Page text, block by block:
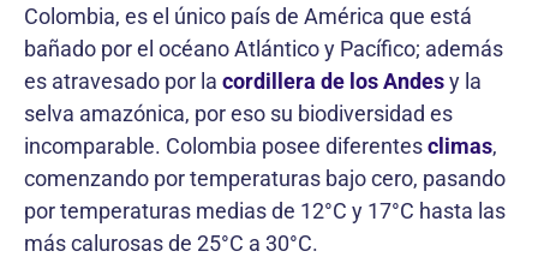
Colombia, es el único país de América que está
bañado por el océano Atlántico y Pacífico; además
es atravesado por la cordillera de los Andesy la
selva amazónica, por eso su biodiversidad es
incomparable. Colombia posee diferentesclimas,
comenzando por temperaturas bajo cero, pasando
por temperaturas medias de 12°C y 17°C hasta las
más calurosas de 25°C a 30°C.